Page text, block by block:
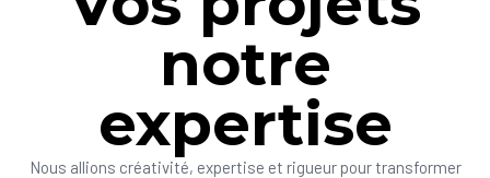
notre
expertise
Nous allions créativité, expertise et rigueur pour transformer